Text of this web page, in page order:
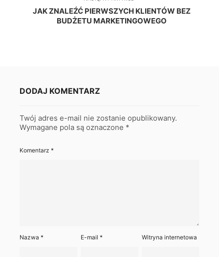
JAK ZNALEŹĆ PIERWSZYCH KLIENTÓW BEZ
BUDŻETU MARKETINGOWEGO
DODAJ KOMENTARZ
Twój adres e-mail nie zostanie opublikowany.
Wymagane pola są oznaczone *
Komentarz *
Nazwa * E-mail* Witryna internetowa